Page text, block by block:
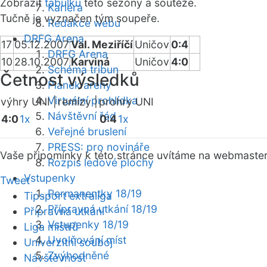
Kariéra
Redakce webu
DRFG Arena
DRFG Arena
Schéma tribun
Plánek areny
Virtuální prohlídka
Návštěvní řád
Veřejné bruslení
PRESS: pro novináře
Rozpis ledové plochy
Vstupenky
Permanentky 18/19
Přípravná utkání 18/19
Vstupenky 18/19
Uvolňování míst
Zvýhodněné
Zobrazit tabulku této sezóny a soutěže.
Tučně je vyznačen tým soupeře.
17 05.12.2007Val. MeziříčíUničov 0:4
10 28.10.2007Karviná Uničov4:0
Četnost výsledků
výhry UNI |remízy |prohry UNI
4:01x 0:41x
Vaše připomínky k této stránce uvítáme na webmaster
Tweet
Tipsport extraliga
Přípravná utkání
Liga mistrů
Univerzitní souboj
Návštěvnost